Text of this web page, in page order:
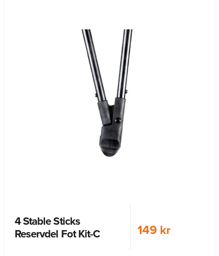
4 Stable Sticks
Reservdel Fot Kit-C
149 kr